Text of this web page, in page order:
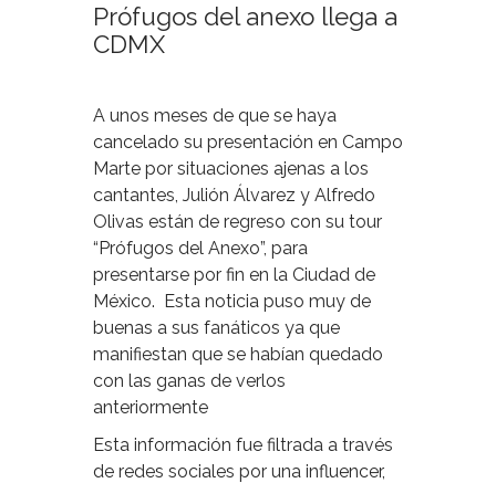
Prófugos del anexo llega a
CDMX
A unos meses de que se haya
cancelado su presentación en Campo
Marte por situaciones ajenas a los
cantantes, Julión Álvarez y Alfredo
Olivas están de regreso con su tour
“Prófugos del Anexo”, para
presentarse por fin en la Ciudad de
México. Esta noticia puso muy de
buenas a sus fanáticos ya que
manifiestan que se habían quedado
con las ganas de verlos
anteriormente
Esta información fue filtrada a través
de redes sociales por una influencer,